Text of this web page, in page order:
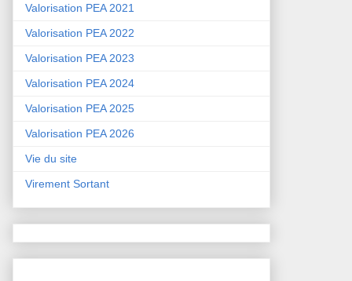
Valorisation PEA 2021
Valorisation PEA 2022
Valorisation PEA 2023
Valorisation PEA 2024
Valorisation PEA 2025
Valorisation PEA 2026
Vie du site
Virement Sortant